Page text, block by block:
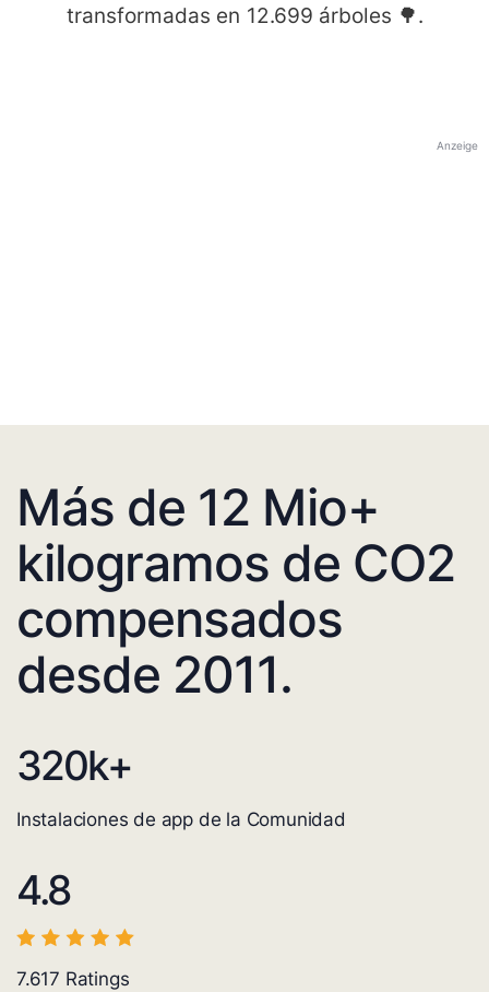
transformadas en 12.699 árboles 🌳.
Anzeige
Más de 12 Mio+
kilogramos de CO2
compensados
desde 2011.
320k+
Instalaciones de app de la Comunidad
4.8
7.617 Ratings